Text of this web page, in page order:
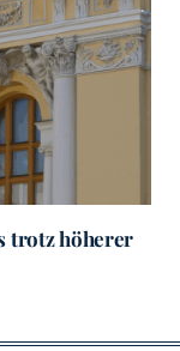
trotz höherer